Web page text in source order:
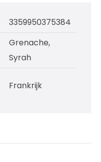
3359950375384
Grenache,
Syrah
Frankrijk